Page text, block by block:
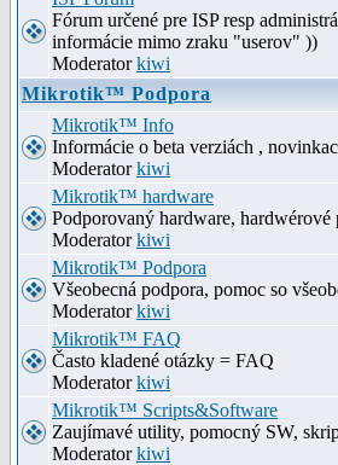
Fórum určené pre ISP resp
informácie mimo zraku "userov" ))
Moderatorkiwi
Mikrotik™ Podpora
Mikrotik™ Info
Informácie o beta verziách ,
Moderatorkiwi
Mikrotik™ hardware
Podporovaný hardware, hardwérové
Moderatorkiwi
Mikrotik™ Podpora
Všeobecná podpora, pomoc so
Moderatorkiwi
Mikrotik™ FAQ
Často kladené otázky = FAQ
Moderatorkiwi
Mikrotik™ Scripts&Software
Zaujímavé utility, pomocný SW,
Moderatorkiwi